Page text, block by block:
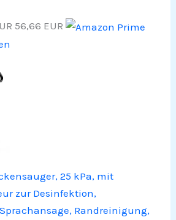
56,66 EUR
25 kPa, mit
zur Desinfektion,
Randreinigung,